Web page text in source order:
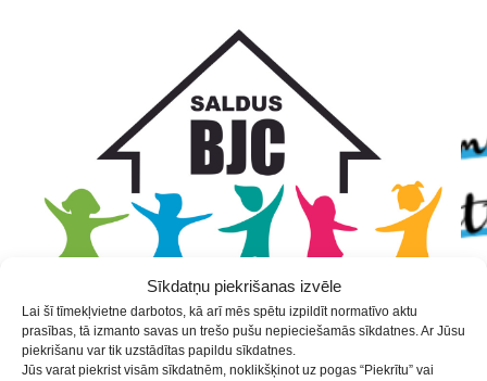
Sīkdatņu piekrišanas izvēle
Lai šī tīmekļvietne darbotos, kā arī mēs spētu izpildīt normatīvo aktu
prasības, tā izmanto savas un trešo pušu nepieciešamās sīkdatnes. Ar Jūsu
piekrišanu var tik uzstādītas papildu sīkdatnes.
Jūs varat piekrist visām sīkdatnēm, noklikšķinot uz pogas “Piekrītu” vai